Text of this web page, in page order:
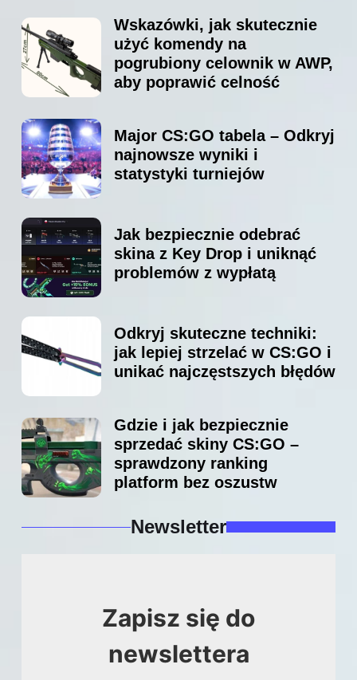
Wskazówki, jak skutecznie
użyć komendy na
pogrubiony celownik w AWP,
aby poprawić celność
Major CS:GO tabela – Odkryj
najnowsze wyniki i
statystyki turniejów
Jak bezpiecznie odebrać
skina z Key Drop i uniknąć
problemów z wypłatą
Odkryj skuteczne techniki:
jak lepiej strzelać w CS:GO i
unikać najczęstszych błędów
Gdzie i jak bezpiecznie
sprzedać skiny CS:GO –
sprawdzony ranking
platform bez oszustw
Newsletter
Zapisz się do
newslettera